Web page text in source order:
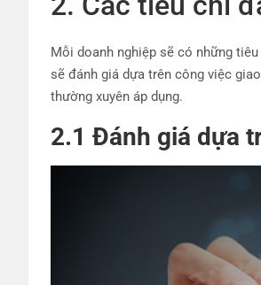
Mỗi doanh nghiệp sẽ có những
sẽ đánh giá dựa trên công việc
thường xuyên áp dụng.
2.1 Đánh giá dựa